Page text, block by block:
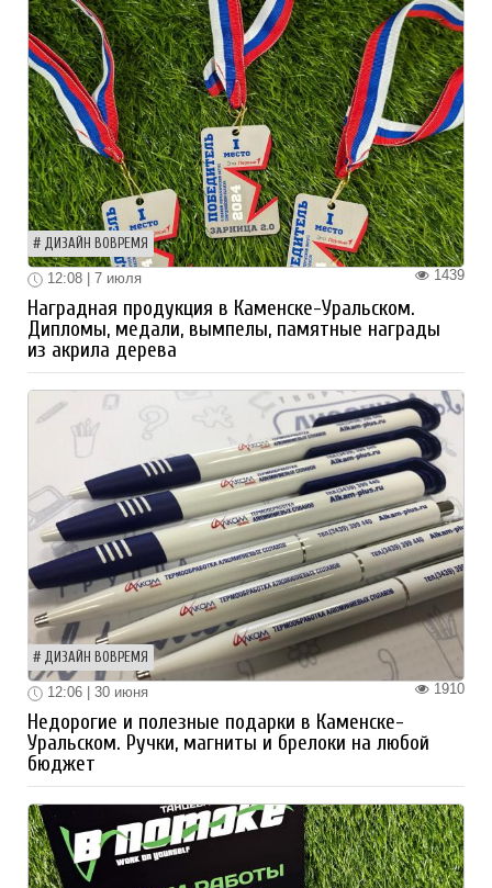
ДИЗАЙН ВОВРЕМЯ
1439
12:08 | 7 июля
Наградная продукция в Каменске-Уральском.
Дипломы, медали, вымпелы, памятные награды
из акрила дерева
ДИЗАЙН ВОВРЕМЯ
1910
12:06 | 30 июня
Недорогие и полезные подарки в Каменске-
Уральском. Ручки, магниты и брелоки на любой
бюджет